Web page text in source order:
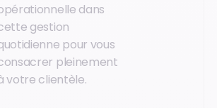
dans
gestion
pour vous
pleinement
votre clientèle.